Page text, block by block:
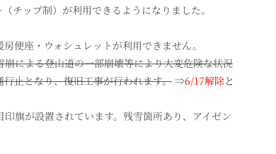
チップ制）が利用できるようになりました。
便座・ウォシュレットが利用できません。
による登山道の一部崩壊等により大変危険な状況
止となり、復旧工事が行われます。 ⇒6/17解除と
旗が設置されています。残雪箇所あり、アイゼン